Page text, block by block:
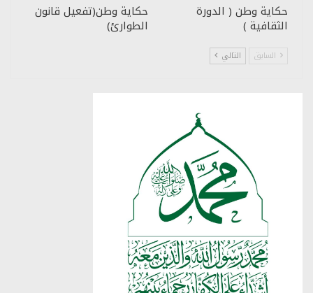
حكاية وطن ( الدورة
الثقافية )
حكاية وطن(تفعيل قانون
الطوارئ)
السابق التالي